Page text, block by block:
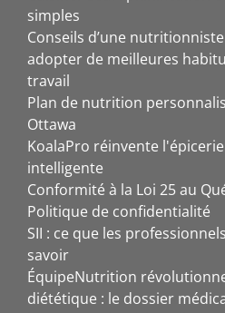
simples
Conseils d’une
adopter de meilleures
travail
Plan de nutrition
Ottawa
KoalaPro réinvente
intelligente
Conformité à la Loi 25 au
Politique de confidentialité
SII : ce que les
savoir
ÉquipeNutrition
diététique : le dossier